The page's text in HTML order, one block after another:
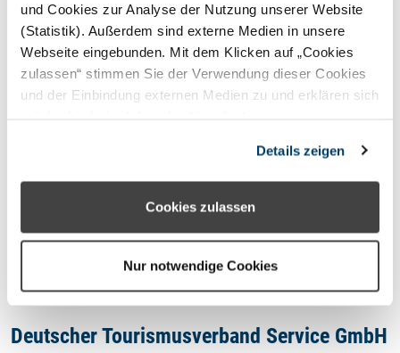
und Cookies zur Analyse der Nutzung unserer Website
(Statistik). Außerdem sind externe Medien in unsere
Webseite eingebunden. Mit dem Klicken auf „Cookies
zulassen“ stimmen Sie der Verwendung dieser Cookies
und der Einbindung externen Medien zu und erklären sich
können Sie über die Schaltfläche „Nur notwendige
Cookies“ ohne die Erklärung einer Einwilligung fortfahren.
In diesem Fall werden nur notwendige Cookies
den Cookie- Einstellungen widerrufen oder ändern.
Details zeigen
Cookies zulassen
Nur notwendige Cookies
Oops, an error occurred! Code:
20260808064530c55e1ca0
Deutscher Tourismusverband Service GmbH
Datenschutzhinweis